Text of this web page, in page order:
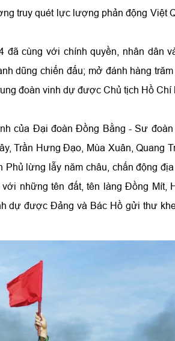
truy quét lực lượng phản động Việt
đã cùng với chính quyền, nhân dân
dũng chiến đấu; mở đánh hàng trăm
đoàn vinh dự được Chủ tịch Hồ Chí
của Đại đoàn Đồng Bằng - Sư đoàn
Trần Hưng Đạo, Mùa Xuân, Quang
lừng lẫy năm châu, chấn động địa
những tên đất, tên làng Đồng Mít,
dự được Đảng và Bác Hồ gửi thư